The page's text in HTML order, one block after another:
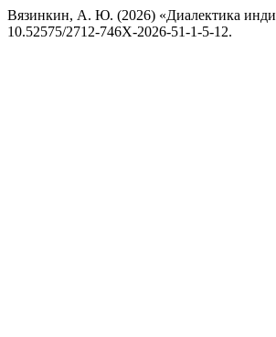
Вязинкин, А. Ю. (2026) «Диалектика
10.52575/2712-746X-2026-51-1-5-12.